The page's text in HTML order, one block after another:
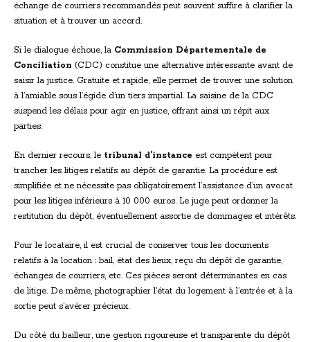
échange de courriers recommandés peut souvent suffire à clarifier la
situation et à trouver un accord.
Si le dialogue échoue, la Commission Départementale de
Conciliation (CDC) constitue une alternative intéressante avant de
saisir la justice. Gratuite et rapide, elle permet de trouver une solution
à l’amiable sous l’égide d’un tiers impartial. La saisine de la CDC
suspend les délais pour agir en justice, offrant ainsi un répit aux
parties.
En dernier recours, le tribunal d’instance est compétent pour
trancher les litiges relatifs au dépôt de garantie. La procédure est
simplifiée et ne nécessite pas obligatoirement l’assistance d’un avocat
pour les litiges inférieurs à 10 000 euros. Le juge peut ordonner la
restitution du dépôt, éventuellement assortie de dommages et intérêts.
Pour le locataire, il est crucial de conserver tous les documents
relatifs à la location : bail, état des lieux, reçu du dépôt de garantie,
échanges de courriers, etc. Ces pièces seront déterminantes en cas
de litige. De même, photographier l’état du logement à l’entrée et à la
sortie peut s’avérer précieux.
Du côté du bailleur, une gestion rigoureuse et transparente du dépôt